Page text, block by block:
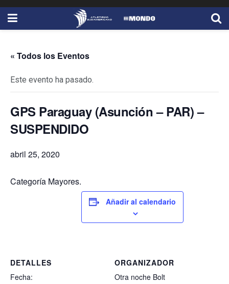
« Todos los Eventos
Este evento ha pasado.
GPS Paraguay (Asunción – PAR) –
SUSPENDIDO
abril 25, 2020
Categoría Mayores.
Añadir al calendario
DETALLES
Fecha:
ORGANIZADOR
Otra noche Bolt